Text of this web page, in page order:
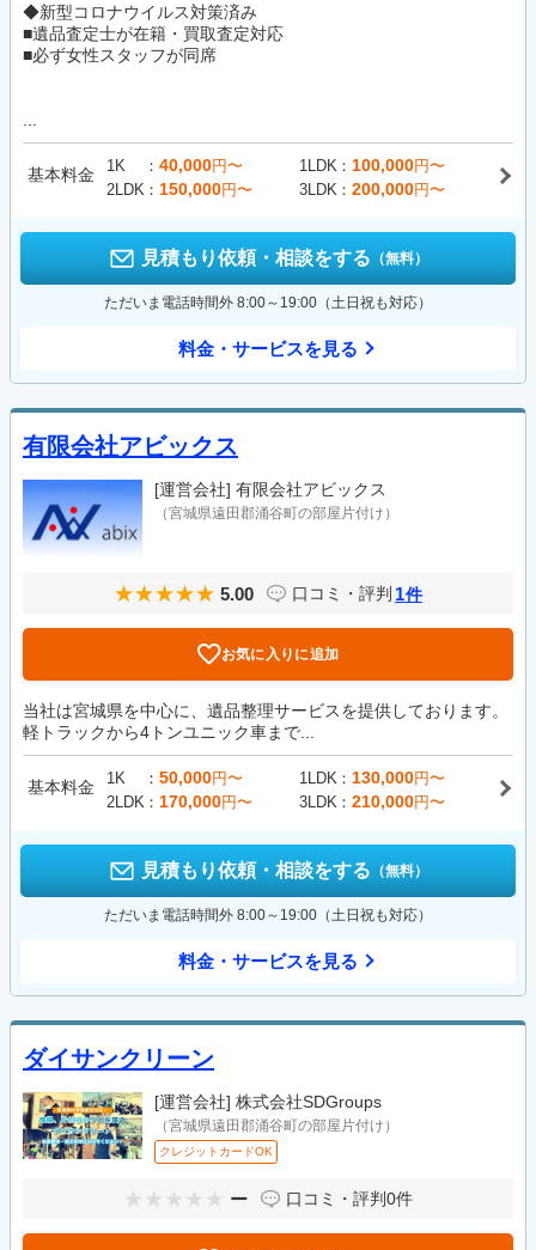
◆新型コロナウイルス対策済み
■遺品査定士が在籍・買取査定対応
■必ず女性スタッフが同席
基本料金 1K 40,000円〜 1LDK 100,000円〜
2LDK
150,000円〜 3LDK 200,000円〜
見積もり依頼・相談をする （無料）
ただいま電話時間外 8:00～19:00（土日祝も対応）
料金・サービスを見る
有限会社アビックス
[運営会社] 有限会社アビックス
（宮城県遠田郡涌谷町の部屋片付け）
5.00 口コミ・評判 1件
お気に入りに追加
当社は宮城県を中心に、遺品整理サービスを提供しております。
軽トラックから4トンユニック車まで...
基本料金 1K 50,000円〜 1LDK 130,000円〜
2LDK
170,000円〜 3LDK 210,000円〜
見積もり依頼・相談をする （無料）
ただいま電話時間外 8:00～19:00（土日祝も対応）
料金・サービスを見る
ダイサンクリーン
[運営会社] 株式会社SDGroups
（宮城県遠田郡涌谷町の部屋片付け）
クレジットカードOK
ー 口コミ・評判0件